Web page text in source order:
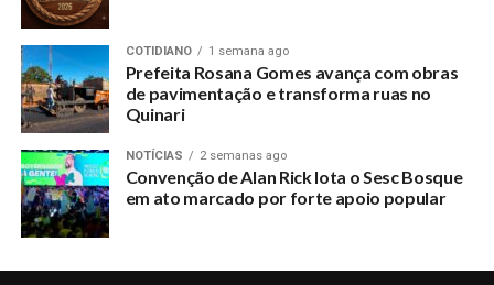
COTIDIANO 1 semana ago
Prefeita Rosana Gomes avança com obras
de pavimentação e transforma ruas no
Quinari
NOTÍCIAS 2 semanas ago
Convenção de Alan Rick lota o Sesc Bosque
em ato marcado por forte apoio popular